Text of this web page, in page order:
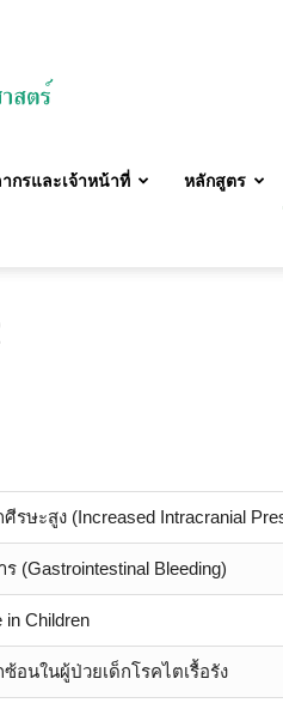
กรและเจ้าหน้าที่ หลักสูตร
ษะสูง (Increased Intracranial
(Gastrointestinal Bleeding)
in Children
อนในผู้ป่วยเด็กโรคไตเรื้อรัง